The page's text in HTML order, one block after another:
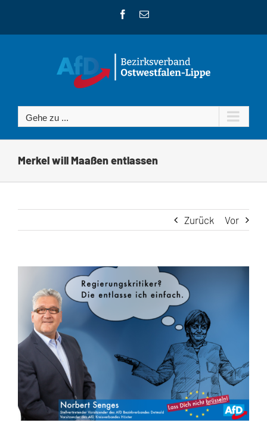
Facebook
E-
Gehe zu ...
Merkel will Maaßen entlassen
Zurück Vor
grösseres
Bild